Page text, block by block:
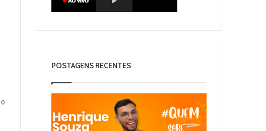
0
POSTAGENS RECENTES